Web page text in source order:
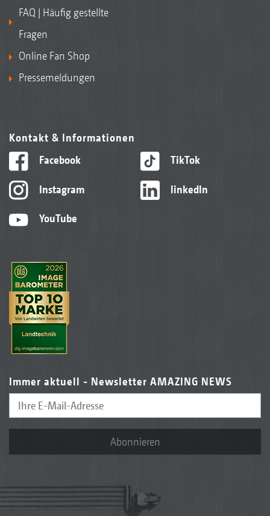
FAQ | Häufig gestellte
Fragen
Online Fan Shop
Pressemeldungen
Kontakt & Informationen
Facebook
Instagram
YouTube
TikTok
linkedIn
Immer aktuell - Newsletter AMAZING NEWS
Abonnieren